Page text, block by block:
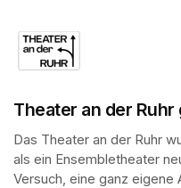
Theater an der Ruhr
Das Theater an der Ruhr
als ein Ensembletheater
Versuch, eine ganz